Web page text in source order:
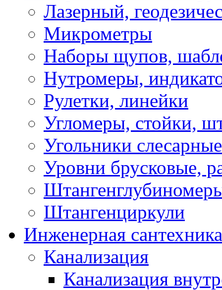
Лазерный,
Микрометры
Наборы щупов,
Нутромеры,
Рулетки, линейки
Угломеры, стойки,
Угольники слесарные
Уровни брусковые,
Штангенциркули
Инженерная сантехника
Канализация
Канализация